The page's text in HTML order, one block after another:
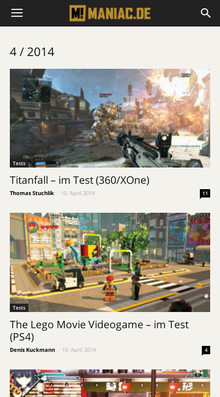
4 / 2014
Tests
Titanfall – im Test (360/XOne)
Thomas Stuchlik 10. April 2014 11
Tests
The Lego Movie Videogame – im Test
(PS4)
Denis Kuckmann 10. April 2014 4